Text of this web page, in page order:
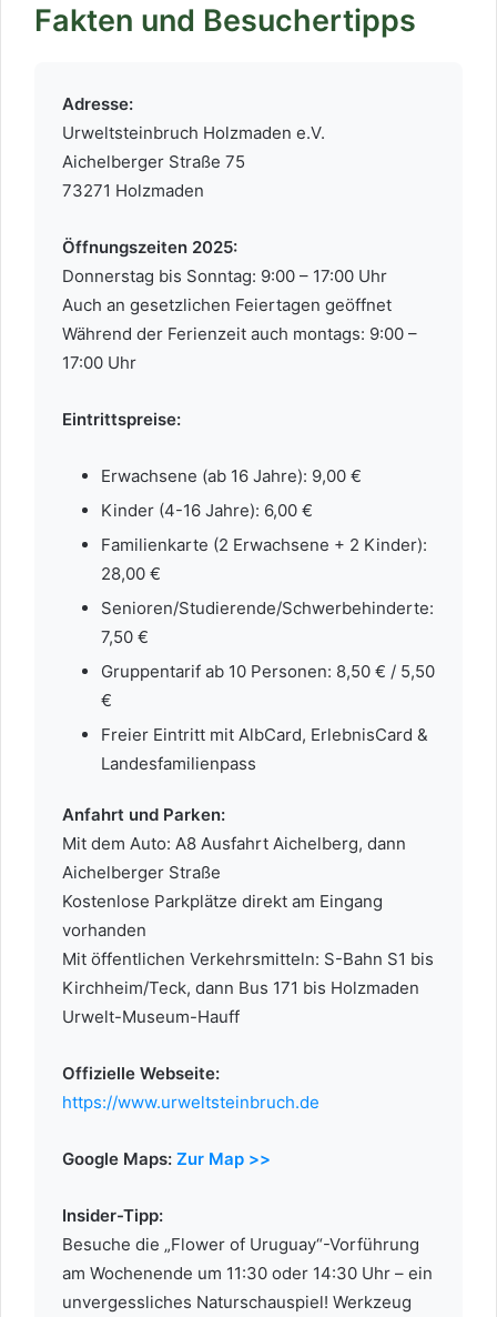
Fakten und Besuchertipps
Adresse:
Urweltsteinbruch Holzmaden e.V.
Aichelberger Straße 75
73271 Holzmaden
Öffnungszeiten 2025:
Donnerstag bis Sonntag: 9:00 – 17:00 Uhr
Auch an gesetzlichen Feiertagen geöffnet
Während der Ferienzeit auch montags: 9:00 –
17:00 Uhr
Eintrittspreise:
Erwachsene (ab 16 Jahre): 9,00 €
Kinder (4-16 Jahre): 6,00 €
Familienkarte (2 Erwachsene + 2 Kinder):
28,00 €
Senioren/Studierende/Schwerbehinderte:
7,50 €
Gruppentarif ab 10 Personen: 8,50 € / 5,50
€
Freier Eintritt mit AlbCard, ErlebnisCard &
Landesfamilienpass
Anfahrt und Parken:
Mit dem Auto: A8 Ausfahrt Aichelberg, dann
Aichelberger Straße
Kostenlose Parkplätze direkt am Eingang
vorhanden
Mit öffentlichen Verkehrsmitteln: S-Bahn S1 bis
Kirchheim/Teck, dann Bus 171 bis Holzmaden
Urwelt-Museum-Hauff
Offizielle Webseite:
https://www.urweltsteinbruch.de
Google Maps: Zur Map >>
Insider-Tipp:
Besuche die „Flower of Uruguay“-Vorführung
am Wochenende um 11:30 oder 14:30 Uhr – ein
unvergessliches Naturschauspiel! Werkzeug